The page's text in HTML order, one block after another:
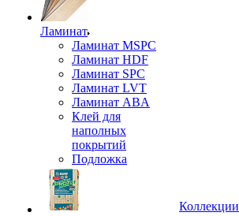
Ламинат
Ламинат MSPC
Ламинат HDF
Ламинат SPC
Ламинат LVT
Ламинат ABA
Клей для
наполных
покрытий
Подложка
Коллекции